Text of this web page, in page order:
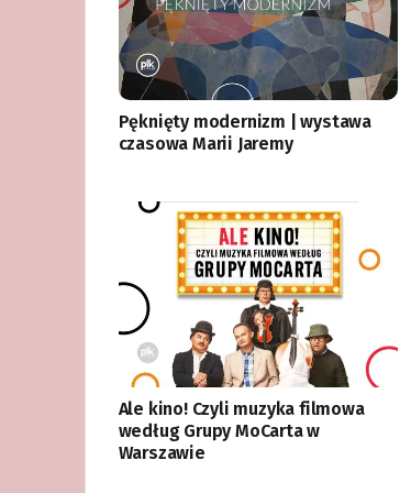
Pęknięty modernizm | wystawa
czasowa Marii Jaremy
Ale kino! Czyli muzyka filmowa
według Grupy MoCarta w
Warszawie